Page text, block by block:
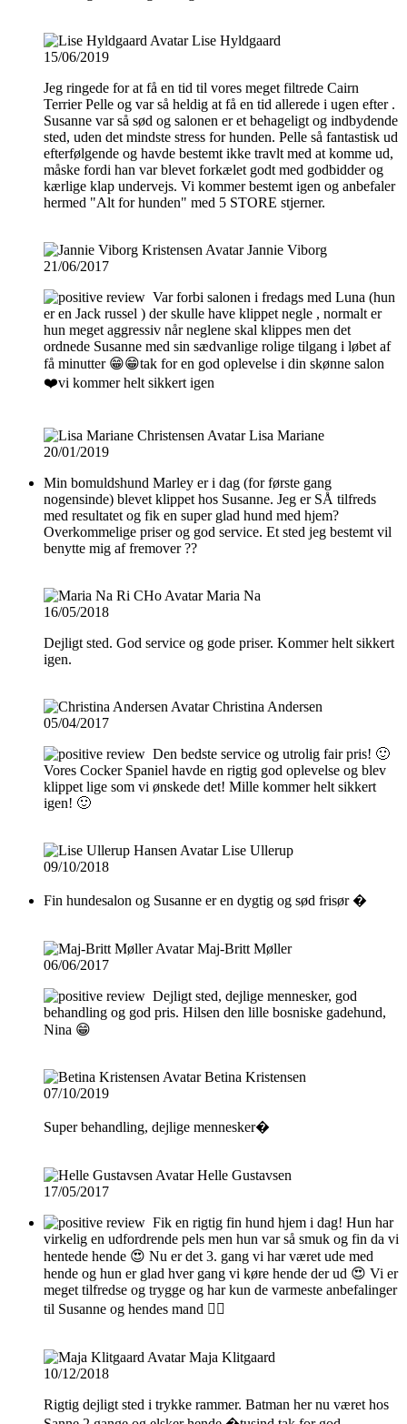
Lise Hyldgaard
15/06/2019
Jeg ringede for at få en tid til vores meget filtrede Cairn
Terrier Pelle og var så heldig at få en tid allerede i ugen efter .
Susanne var så sød og salonen er et behageligt og indbydende
sted, uden det mindste stress for hunden. Pelle så fantastisk ud
efterfølgende og havde bestemt ikke travlt med at komme ud,
måske fordi han var blevet forkælet godt med godbidder og
kærlige klap undervejs. Vi kommer bestemt igen og anbefaler
hermed "Alt for hunden" med 5 STORE stjerner.
Jannie Viborg
21/06/2017
Var forbi salonen i fredags med Luna (hun
er en Jack russel ) der skulle have klippet negle , normalt er
hun meget aggressiv når neglene skal klippes men det
ordnede Susanne med sin sædvanlige rolige tilgang i løbet af
få minutter 😁😁tak for en god oplevelse i din skønne salon
❤️vi kommer helt sikkert igen
Lisa Mariane
20/01/2019
Min bomuldshund Marley er i dag (for første gang
nogensinde) blevet klippet hos Susanne. Jeg er SÅ tilfreds
med resultatet og fik en super glad hund med hjem?
Overkommelige priser og god service. Et sted jeg bestemt vil
benytte mig af fremover ??
Maria Na
16/05/2018
Dejligt sted. God service og gode priser. Kommer helt sikkert
igen.
Christina Andersen
05/04/2017
Den bedste service og utrolig fair pris! 🙂
Vores Cocker Spaniel havde en rigtig god oplevelse og blev
klippet lige som vi ønskede det! Mille kommer helt sikkert
igen! 🙂
Lise Ullerup
09/10/2018
Fin hundesalon og Susanne er en dygtig og sød frisør �
Maj-Britt Møller
06/06/2017
Dejligt sted, dejlige mennesker, god
behandling og god pris. Hilsen den lille bosniske gadehund,
Nina 😁
Betina Kristensen
07/10/2019
Super behandling, dejlige mennesker�
Helle Gustavsen
17/05/2017
Fik en rigtig fin hund hjem i dag! Hun har
virkelig en udfordrende pels men hun var så smuk og fin da vi
hentede hende 😍 Nu er det 3. gang vi har været ude med
hende og hun er glad hver gang vi køre hende der ud 😍 Vi er
meget tilfredse og trygge og har kun de varmeste anbefalinger
til Susanne og hendes mand 👌🏻
Maja Klitgaard
10/12/2018
Rigtig dejligt sted i trykke rammer. Batman her nu været hos